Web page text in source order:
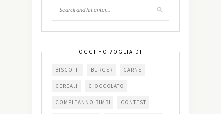
OGGI HO VOGLIA DI
BISCOTTI BURGER CARNE
CEREALI CIOCCOLATO
COMPLEANNO BIMBI CONTEST